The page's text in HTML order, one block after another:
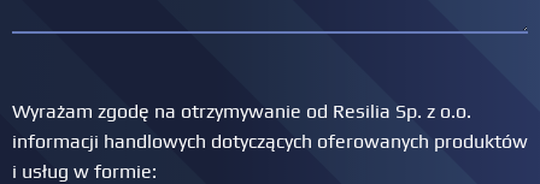
Wyrażam zgodę na otrzymywanie od Resilia Sp. z o.o.
informacji handlowych dotyczących oferowanych produktów
i usług w formie: